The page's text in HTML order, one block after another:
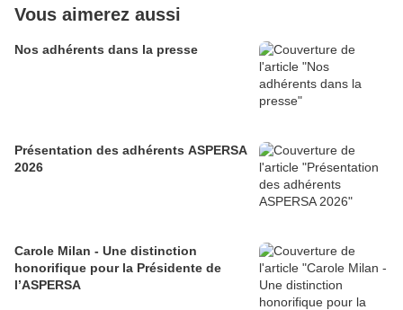
Vous aimerez aussi
Nos adhérents dans la presse
Présentation des adhérents ASPERSA
2026
Carole Milan - Une distinction
honorifique pour la Présidente de
l’ASPERSA